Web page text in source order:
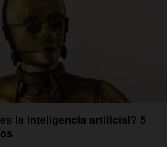
la inteligencia artificial? 5